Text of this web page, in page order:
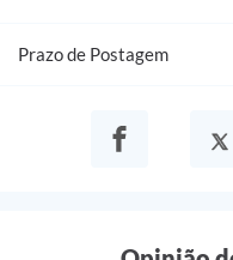
Prazo de Postagem